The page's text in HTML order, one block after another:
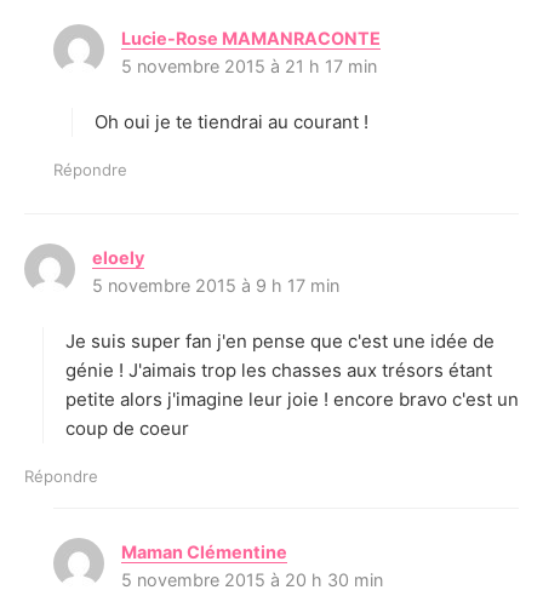
Lucie-Rose MAMANRACONTE
5 novembre 2015 à 21 h 17 min
Oh oui je te tiendrai au courant !
Répondre
eloely
i
:
5 novembre 2015 à 9 h 17 min
Je suis super fan j'en pense que c'est une idée de
génie ! J'aimais trop les chasses aux trésors étant
petite alors j'imagine leur joie ! encore bravo c'est un
coup de coeur
Répondre
Maman Clémentine
i
5 novembre 2015 à 20 h 30 min